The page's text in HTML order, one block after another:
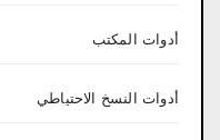
أدوات المكتب
أدوات النسخ الاحتياطي